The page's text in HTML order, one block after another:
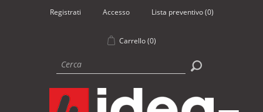
Registrati Accesso Lista preventivo (0)
Carrello (0)